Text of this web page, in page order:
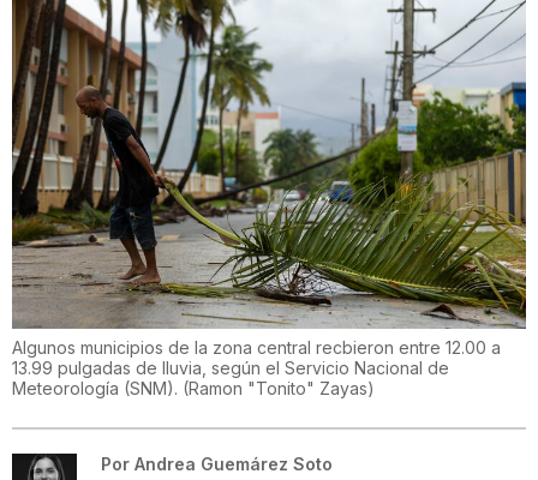
Algunos municipios de la zona central recbieron entre 12.00 a
13.99 pulgadas de lluvia, según el Servicio Nacional de
Meteorología (SNM). (Ramon "Tonito" Zayas)
Por Andrea Guemárez Soto